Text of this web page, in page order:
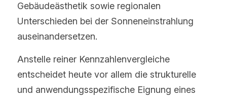
Gebäudeästhetik sowie regionalen
Unterschieden bei der Sonneneinstrahlung
auseinandersetzen.
Anstelle reiner Kennzahlenvergleiche
entscheidet heute vor allem die strukturelle
und anwendungsspezifische Eignung eines